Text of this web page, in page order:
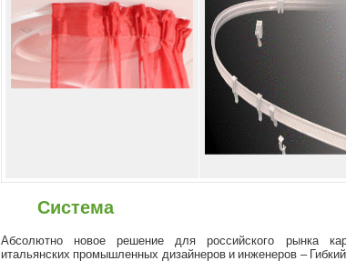
Система
Абсолютно новое решение для российского рынка
итальянских промышленных дизайнеров и инженеров –